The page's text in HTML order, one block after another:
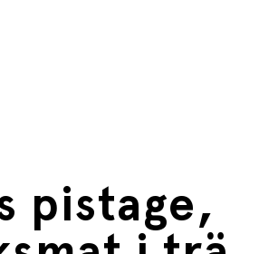
pistage,